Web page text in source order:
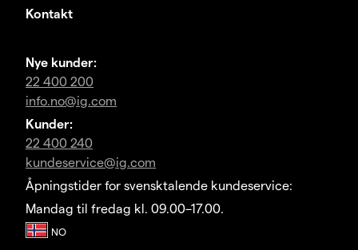
Kontakt
Nye kunder:
22 400 200
info.no@ig.com
Kunder:
22 400 240
kundeservice@ig.com
Åpningstider for svensktalende kundeservice:
Mandag til fredag kl. 09.00–17.00.